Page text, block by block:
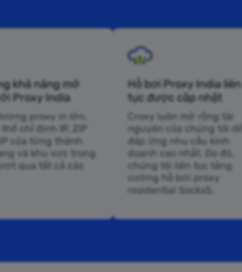
khả năng mở
Proxy India
proxy in lớn,
thể chỉ định IP, ZIP
của từng thành
và khu vực trong
qua tất cả các
Hồ bơi Proxy India liên
tục được cập nhật
Croxy luôn mở rộng tài
nguyên của chúng tôi để
đáp ứng nhu cầu kinh
doanh cao nhất. Do đó,
chúng tôi liên tục tăng
cường hồ bơi proxy
residential Socks5.